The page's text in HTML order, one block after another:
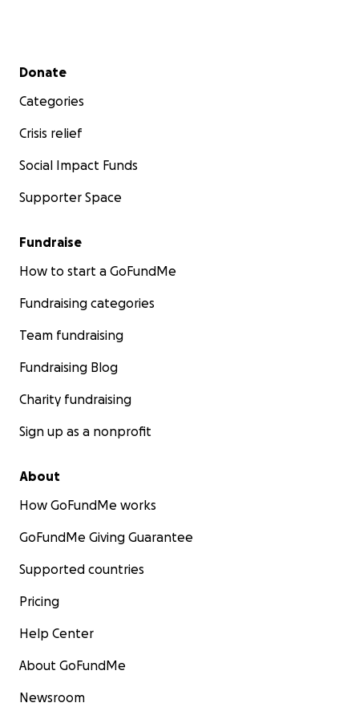
Secondary menu
Donate
Categories
Crisis relief
Social Impact Funds
Supporter Space
Fundraise
How to start a GoFundMe
Fundraising categories
Team fundraising
Fundraising Blog
Charity fundraising
Sign up as a nonprofit
About
How GoFundMe works
GoFundMe Giving Guarantee
Supported countries
Pricing
Help Center
About GoFundMe
Newsroom